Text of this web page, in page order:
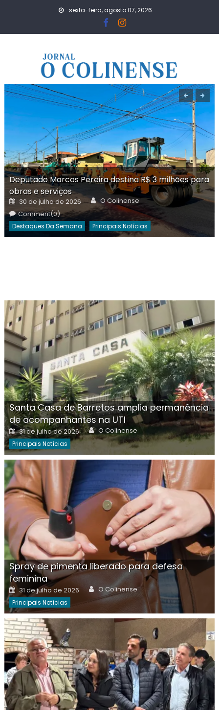
sexta-feira, agosto 07, 2026
Deputado Marcos Pereira destina R$ 3 milhões para
obras e serviços
Posted
on
30 de julho de 2026 Author
O Colinense
Comment(0)
Destaques Da Semana Principais Notícias
Santa Casa de Barretos amplia permanência
de acompanhantes na UTI
Posted
on
31 de julho de 2026 Author
O Colinense
Principais Notícias
Spray de pimenta liberado para defesa
feminina
Posted
on
31 de julho de 2026 Author
O Colinense
Principais Notícias